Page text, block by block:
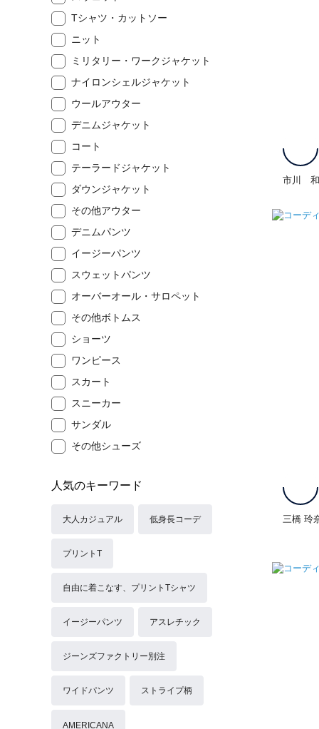
Tシャツ・カットソー
ニット
ミリタリー・ワークジャケット
ナイロンシェルジャケット
ウールアウター
デニムジャケット
コート
テーラードジャケット
ダウンジャケット
その他アウター
デニムパンツ
イージーパンツ
スウェットパンツ
オーバーオール・サロペット
その他ボトムス
ショーツ
ワンピース
スカート
スニーカー
サンダル
その他シューズ
人気のキーワード
大人カジュアル 低身長コーデ
プリントT
自由に着こなす、プリントTシャツ
イージーパンツ アスレチック
ジーンズファクトリー別注
ワイドパンツ ストライプ柄
AMERICANA
市川
三橋 玲